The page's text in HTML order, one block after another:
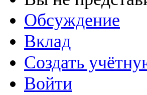
Обсуждение
Вклад
Создать
Войти